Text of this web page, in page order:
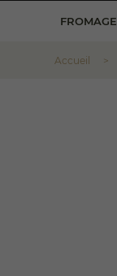
FROMAGE
Accueil